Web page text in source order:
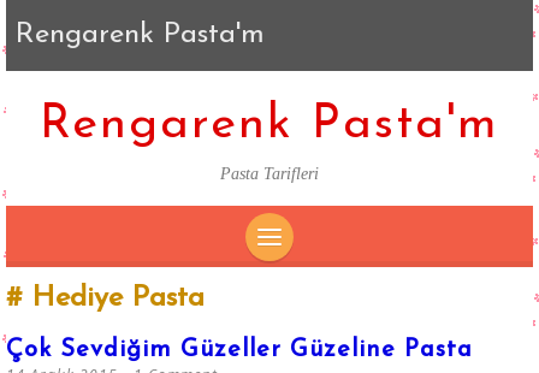
Rengarenk Pasta'm
Rengarenk Pasta'm
Pasta Tarifleri
CONTENT
Hediye Pasta
Çok Sevdiğim Güzeller Güzeline Pasta